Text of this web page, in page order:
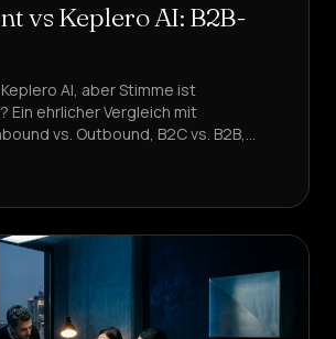
vs Keplero AI: B2B-
AI, aber Stimme ist
Ein ehrlicher Vergleich mit
vs. Outbound, B2C vs. B2B,